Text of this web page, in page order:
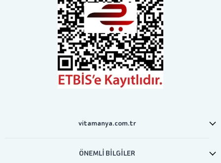
vitamanya.com.tr
ÖNEMLİ BİLGİLER